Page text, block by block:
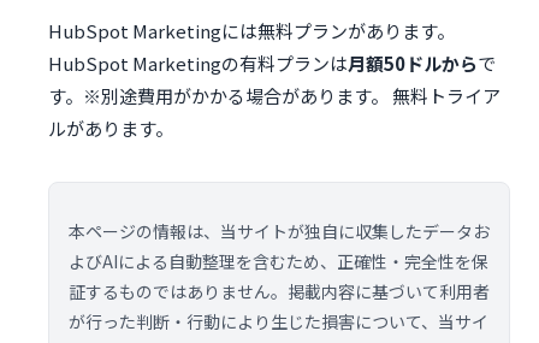
HubSpot Marketingには無料プランがあります。
HubSpot Marketingの有料プランは月額50ドルからで
す。※別途費用がかかる場合があります。 無料トライア
ルがあります。
本ページの情報は、当サイトが独自に収集したデータお
よびAIによる自動整理を含むため、正確性・完全性を保
証するものではありません。掲載内容に基づいて利用者
が行った判断・行動により生じた損害について、当サイ